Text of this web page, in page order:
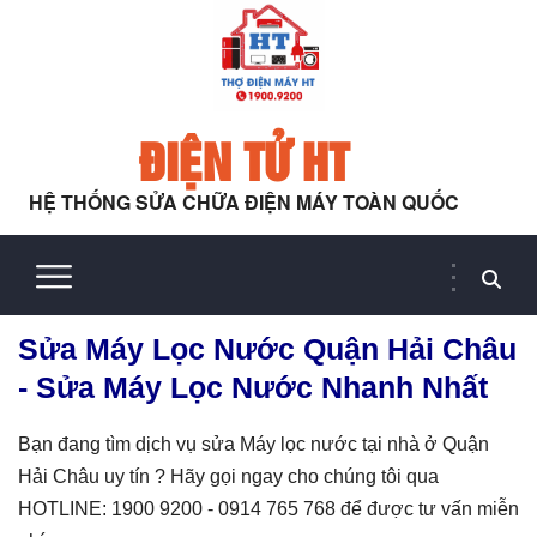
ĐIỆN TỬ HT
HỆ THỐNG SỬA CHỮA ĐIỆN MÁY TOÀN QUỐC
Sửa Máy Lọc Nước Quận Hải Châu
- Sửa Máy Lọc Nước Nhanh Nhất
Bạn đang tìm dịch vụ sửa Máy lọc nước tại nhà ở Quận
Hải Châu uy tín ? Hãy gọi ngay cho chúng tôi qua
HOTLINE: 1900 9200 - 0914 765 768 để được tư vấn miễn